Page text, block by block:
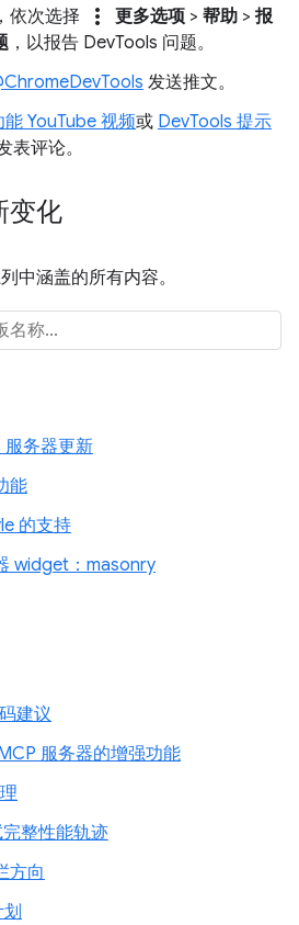
依次选择
more_vert 更多选项 > 帮助 > 报
，以报告 DevTools 问题。
发送推文。
YouTube 视频或 DevTools 提示
表评论。
变化
中涵盖的所有内容。
服务器更新
能
的支持
widget：masonry
建议
服务器的增强功能
整性能轨迹
方向